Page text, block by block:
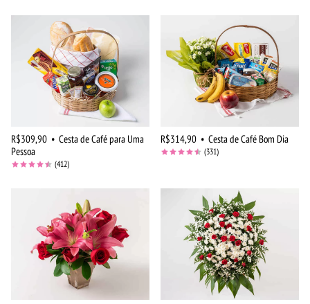
R$309,90 • Cesta de Café para Uma
Pessoa
(412)
R$314,90 • Cesta de Café Bom Dia
(331)